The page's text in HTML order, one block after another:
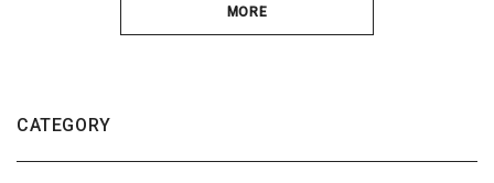
MORE
CATEGORY